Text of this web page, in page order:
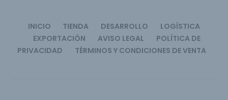
INICIO TIENDA DESARROLLO
LOGÍSTICA
EXPORTACIÓN
AVISO LEGAL
POLÍTICA DE
PRIVACIDAD
TÉRMINOS Y CONDICIONES DE VENTA